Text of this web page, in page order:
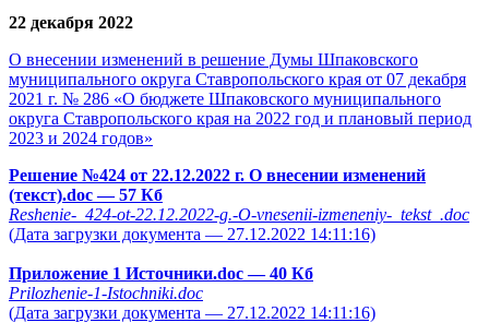
22 декабря 2022
О внесении изменений в решение Думы Шпаковского
муниципального округа Ставропольского края от 07 декабря
2021 г. № 286 «О бюджете Шпаковского муниципального
округа Ставропольского края на 2022 год и плановый период
2023 и 2024 годов»
Решение №424 от 22.12.2022 г. О внесении изменений
(текст).doc— 57 Кб
Reshenie-_424-ot-22.12.2022-g.-O-vnesenii-izmeneniy-_tekst_.doc
(Дата загрузки документа — 27.12.2022 14:11:16)
Приложение 1 Источники.doc— 40 Кб
Prilozhenie-1-Istochniki.doc
(Дата загрузки документа — 27.12.2022 14:11:16)